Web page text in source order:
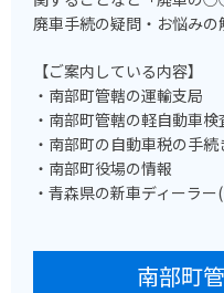
廃車手続の疑問・お悩みの
【ご案内している内容】
・南部町管轄の運輸支局
・南部町管轄の軽自動車
・南部町の自動車税の手続
・南部町役場の情報
・青森県の新車ディーラー
南部町